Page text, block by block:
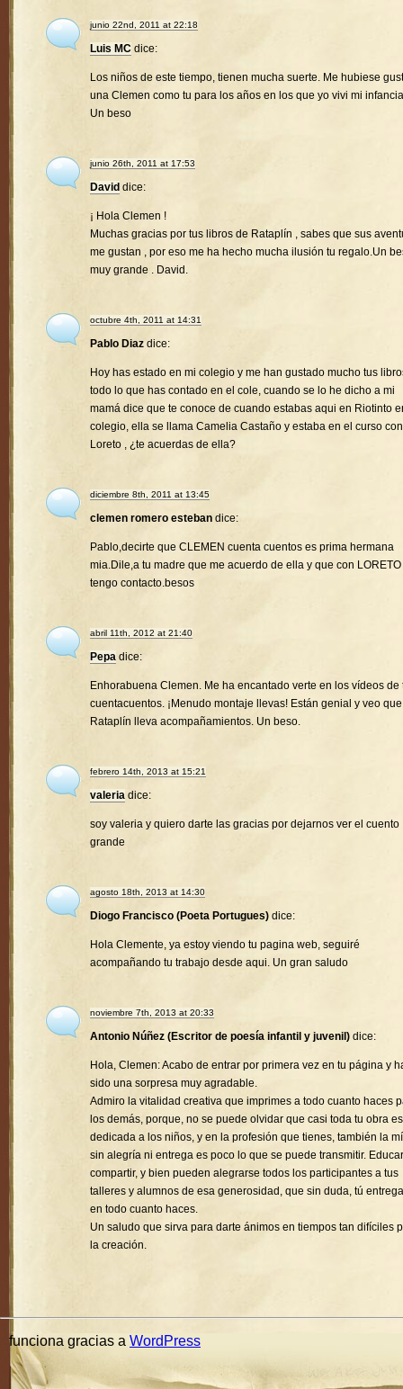
junio 22nd, 2011 at 22:18
Luis MC dice:
Los niños de este tiempo, tienen mucha suerte. Me hubiese
una Clemen como tu para los años en los que yo vivi mi
Un beso
junio 26th, 2011 at 17:53
David dice:
¡ Hola Clemen !
Muchas gracias por tus libros de Rataplín , sabes que sus
me gustan , por eso me ha hecho mucha ilusión tu regalo.Un
muy grande . David.
octubre 4th, 2011 at 14:31
Pablo Diaz dice:
Hoy has estado en mi colegio y me han gustado mucho tus
todo lo que has contado en el cole, cuando se lo he dicho a mi
mamá dice que te conoce de cuando estabas aqui en Riotinto
colegio, ella se llama Camelia Castaño y estaba en el curso con
Loreto , ¿te acuerdas de ella?
diciembre 8th, 2011 at 13:45
clemen romero esteban dice:
Pablo,decirte que CLEMEN cuenta cuentos es prima hermana
mia.Dile,a tu madre que me acuerdo de ella y que con LORETO
tengo contacto.besos
abril 11th, 2012 at 21:40
Pepa dice:
Enhorabuena Clemen. Me ha encantado verte en los vídeos de
cuentacuentos. ¡Menudo montaje llevas! Están genial y veo que
Rataplín lleva acompañamientos. Un beso.
febrero 14th, 2013 at 15:21
valeria dice:
soy valeria y quiero darte las gracias por dejarnos ver el cuento
grande
agosto 18th, 2013 at 14:30
Diogo Francisco (Poeta Portugues) dice:
Hola Clemente, ya estoy viendo tu pagina web, seguiré
acompañando tu trabajo desde aqui. Un gran saludo
noviembre 7th, 2013 at 20:33
Antonio Núñez (Escritor de poesía infantil y juvenil) dice:
Hola, Clemen: Acabo de entrar por primera vez en tu página y
sido una sorpresa muy agradable.
Admiro la vitalidad creativa que imprimes a todo cuanto haces
los demás, porque, no se puede olvidar que casi toda tu obra
dedicada a los niños, y en la profesión que tienes, también la
sin alegría ni entrega es poco lo que se puede transmitir.
compartir, y bien pueden alegrarse todos los participantes a tus
talleres y alumnos de esa generosidad, que sin duda, tú
en todo cuanto haces.
Un saludo que sirva para darte ánimos en tiempos tan difíciles
la creación.
funciona gracias a WordPress